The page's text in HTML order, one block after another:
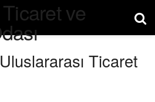
Ticaret